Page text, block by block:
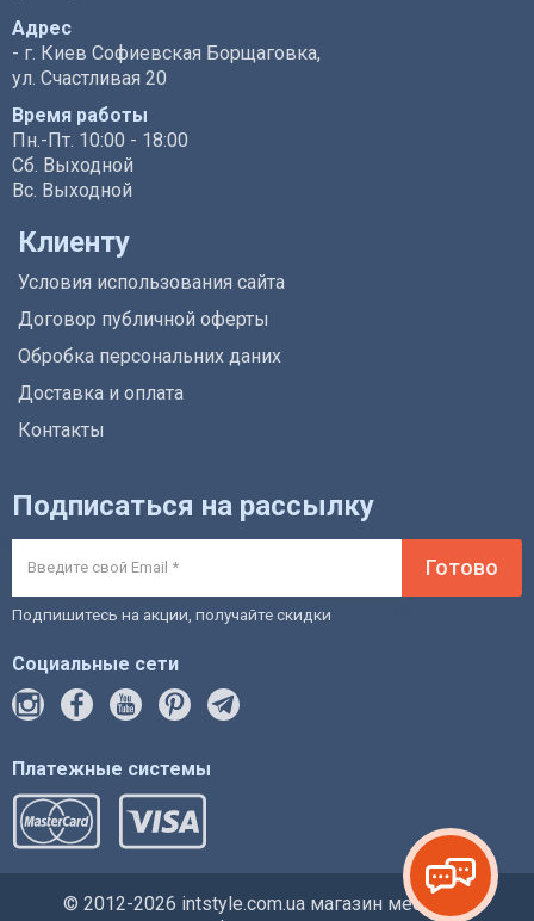
Адрес
- г. Киев Софиевская Борщаговка,
ул. Счастливая 20
Время работы
Пн.-Пт. 10:00 - 18:00
Сб. Выходной
Вс. Выходной
Клиенту
Условия использования сайта
Договор публичной оферты
Обробка персональних даних
Доставка и оплата
Контакты
Подписаться на рассылку
Готово
Подпишитесь на акции, получайте скидки
Социальные сети
Платежные системы
© 2012-2026 intstyle.com.ua магазин мебели и